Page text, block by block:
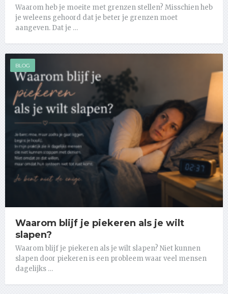
Waarom heb je moeite met grenzen stellen? Misschien heb
je weleens gehoord dat je beter je grenzen moet
aangeven. Dat je …
BLOG
Waarom blijf je piekeren als je wilt
slapen?
Waarom blijf je piekeren als je wilt slapen? Niet kunnen
slapen door piekeren is een probleem waar veel mensen
dagelijks …